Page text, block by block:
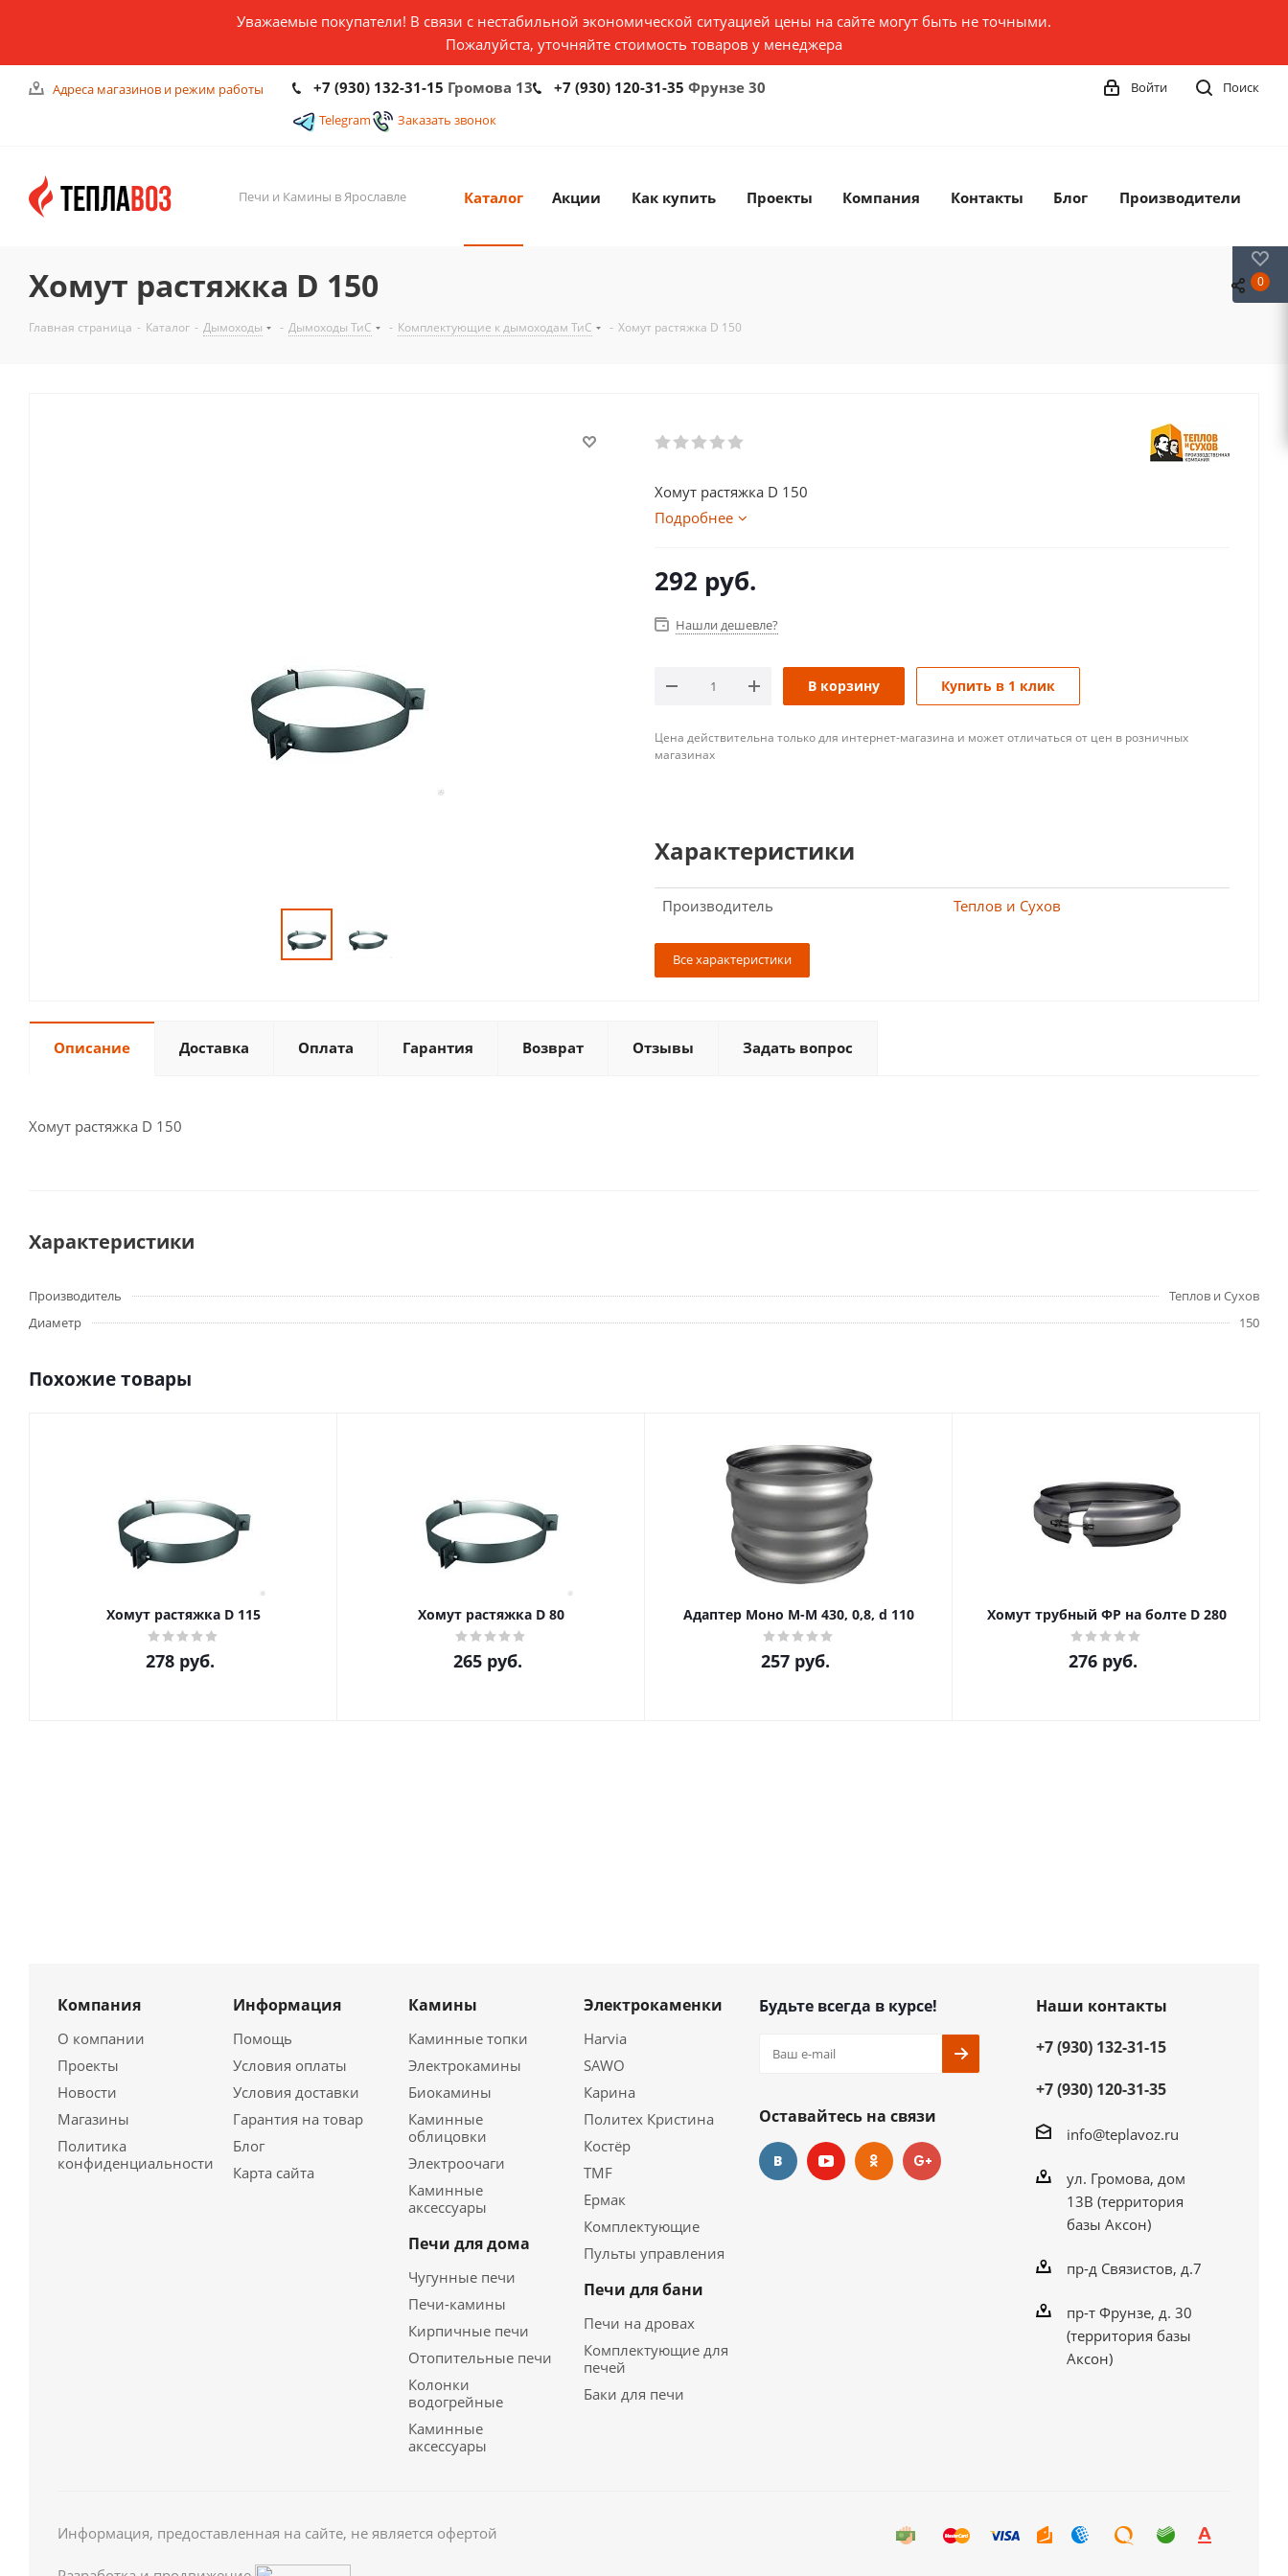
Уважаемые покупатели! В связи с нестабильной экономической ситуацией цены на сайте могут быть не точными.
Пожалуйста, уточняйте стоимость товаров у менеджера
Адреса магазинов и режим работы +7 (930) 132-31-15 Громова 13 +7 (930) 120-31-35 Фрунзе 30
Telegram Заказать звонок
Поиск
Войти
Печи и Камины в Ярославле Каталог Акции Как купить Проекты Компания Контакты Блог Производители
Хомут растяжка D 150
Главная страница - Каталог - Дымоходы - Дымоходы ТиС - Комплектующие к дымоходам ТиС - Хомут растяжка D 150
Хомут растяжка D 150
Подробнее
292 руб.
Нашли дешевле?
В корзину Купить в 1 клик
Цена действительна только для интернет-магазина и может отличаться от цен в розничных
магазинах
Характеристики
Производитель Теплов и Сухов
Все характеристики
Описание Доставка Оплата Гарантия Возврат Отзывы Задать вопрос
Хомут растяжка D 150
Характеристики
Производитель
Теплов и Сухов
Диаметр
150
Похожие товары
Хомут растяжка D 115
278 руб.
Хомут растяжка D 80
265 руб.
Адаптер Моно М-М 430, 0,8, d 110
257 руб.
Хомут трубный ФР на болте D 280
276 руб.
Компания
О компании
Проекты
Новости
Магазины
Политика
конфиденциальности
Информация
Помощь
Условия оплаты
Условия доставки
Гарантия на товар
Блог
Карта сайта
Камины
Каминные топки
Электрокамины
Биокамины
Каминные
облицовки
Электроочаги
Каминные
аксессуары
Печи для дома
Чугунные печи
Печи-камины
Кирпичные печи
Отопительные печи
Колонки
водогрейные
Каминные
аксессуары
Электрокаменки
Harvia
SAWO
Карина
Политех Кристина
Костёр
TMF
Ермак
Комплектующие
Пульты управления
Печи для бани
Печи на дровах
Комплектующие для
печей
Баки для печи
Будьте всегда в курсе!
Оставайтесь на связи
Наши контакты
+7 (930) 132-31-15
+7 (930) 120-31-35
info@teplavoz.ru
ул. Громова, дом
13В (территория
базы Аксон)
пр-д Связистов, д.7
пр-т Фрунзе, д. 30
(территория базы
Аксон)
Информация, предоставленная на сайте, не является офертой
0